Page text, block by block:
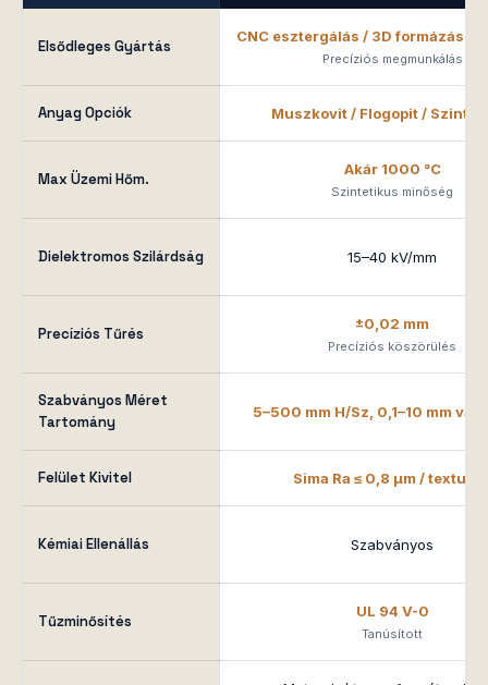
Elsődleges Gyártás
CNC esztergálás / 3D formázás /
Precíziós megmunkálás
Anyag Opciók Muszkovit / Flogopit /
Max Üzemi Hőm.
Akár 1000 °C
Szintetikus minőség
Dielektromos Szilárdság 15–40 kV/mm
Precíziós Tűrés
±0,02 mm
Precíziós köszörülés
Szabványos Méret
Tartomány
5–500 mm H/Sz, 0,1–10 mm
Felület Kivitel Sima Ra ≤ 0,8 μm /
Kémiai Ellenállás Szabványos
Tűzminősítés
UL 94 V-0
Tanúsított